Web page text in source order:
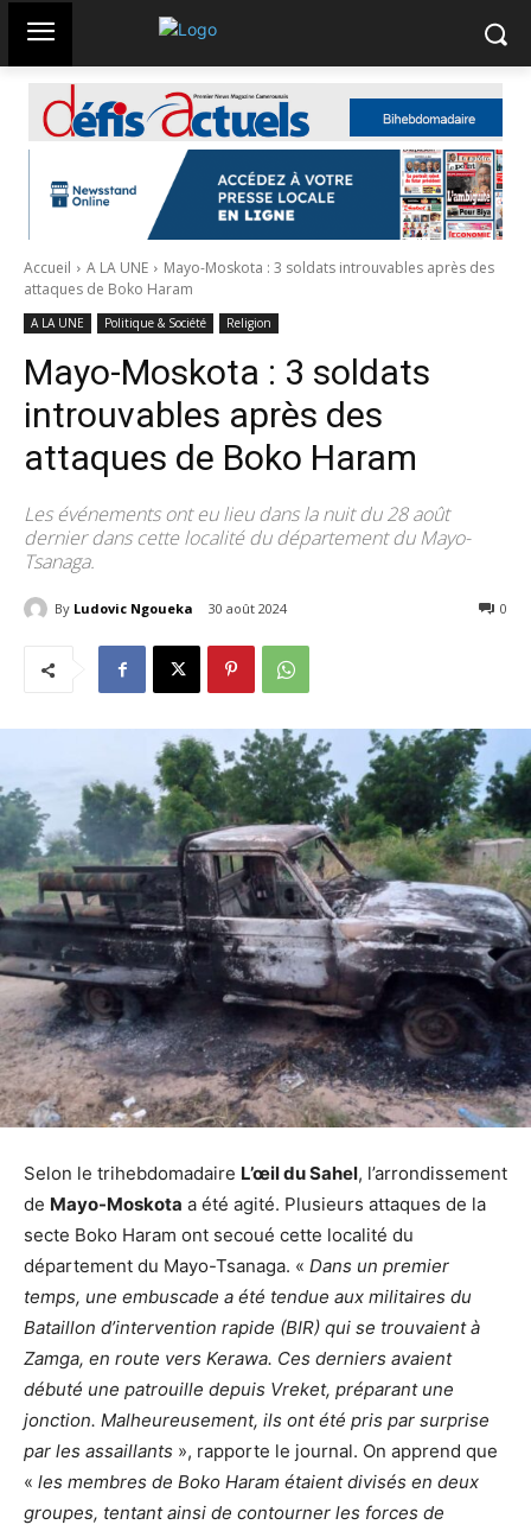
Accueil A LA UNE
Mayo-Moskota : 3 soldats introuvables après des
attaques de Boko Haram
A LA UNE Politique & Société Religion
Mayo-Moskota : 3 soldats
introuvables après des
attaques de Boko Haram
Les événements ont eu lieu dans la nuit du 28 août
dernier dans cette localité du département du Mayo-
Tsanaga.
By Ludovic Ngoueka 30 août 2024 0
Selon le trihebdomadaire L’œil du Sahel, l’arrondissement
de Mayo-Moskota a été agité. Plusieurs attaques de la
secte Boko Haram ont secoué cette localité du
département du Mayo-Tsanaga. « Dans un premier
temps, une embuscade a été tendue aux militaires du
Bataillon d’intervention rapide (BIR) qui se trouvaient à
Zamga, en route vers Kerawa. Ces derniers avaient
débuté une patrouille depuis Vreket, préparant une
jonction. Malheureusement, ils ont été pris par surprise
par les assaillants », rapporte le journal. On apprend que
« les membres de Boko Haram étaient divisés en deux
groupes, tentant ainsi de contourner les forces de